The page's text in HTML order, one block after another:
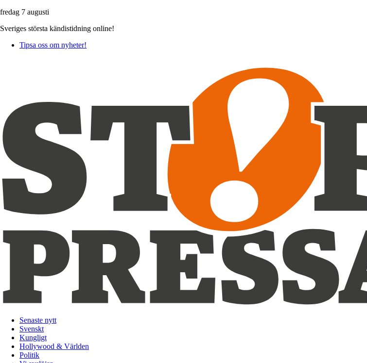
fredag 7 augusti
Sveriges största kändistidning online!
Tipsa oss om nyheter!
Senaste nytt
Svenskt
Kungligt
Hollywood & Världen
Politik